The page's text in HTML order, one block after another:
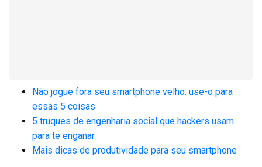
Não jogue fora seu smartphone velho: use-o para
essas 5 coisas
5 truques de engenharia social que hackers usam
para te enganar
Mais dicas de produtividade para seu smartphone